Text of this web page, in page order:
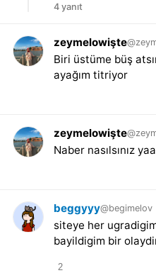
4 yanıt
zeymelowişte
Biri üstüme büş
ayağım titriyor
zeymelowişte
Naber nasılsınız
beggyyy@begimelov
siteye her
bayildigim bir
2